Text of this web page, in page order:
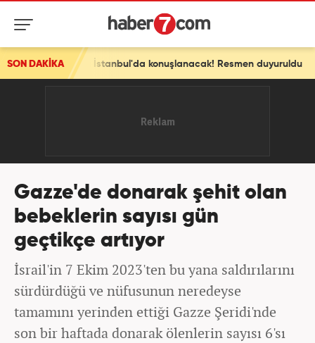
SON DAKİKAResmen duyuruldu
Gazze'de donarak şehit olan
bebeklerin sayısı gün
geçtikçe artıyor
İsrail'in 7 Ekim 2023'ten bu yana saldırılarını
sürdürdüğü ve nüfusunun neredeyse
tamamını yerinden ettiği Gazze Şeridi'nde
son bir haftada donarak ölenlerin sayısı 6'sı